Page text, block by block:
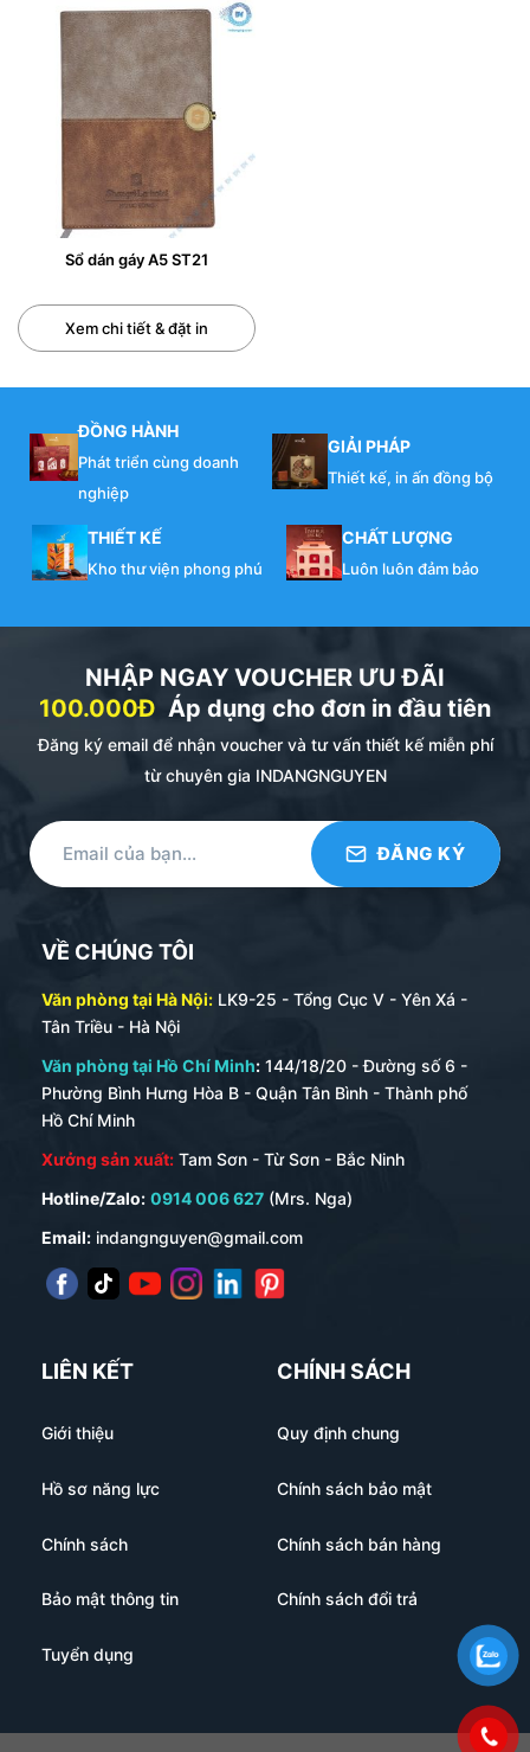
Sổ dán gáy A5 ST21
Xem chi tiết & đặt in
ĐỒNG HÀNH
Phát triển cùng doanh
nghiệp
GIẢI PHÁP
Thiết kế, in ấn đồng bộ
THIẾT KẾ
Kho thư viện phong phú
CHẤT LƯỢNG
Luôn luôn đảm bảo
NHẬP NGAY VOUCHER ƯU ĐÃI
100.000Đ Áp dụng cho đơn in đầu tiên
Đăng ký email để nhận voucher và tư vấn thiết kế miễn phí
từ chuyên gia INDANGNGUYEN
VỀ CHÚNG TÔI
Văn phòng tại Hà Nội: LK9-25 - Tổng Cục V - Yên Xá -
Tân Triều - Hà Nội
Văn phòng tại Hồ Chí Minh: 144/18/20 - Đường số 6 -
Phường Bình Hưng Hòa B - Quận Tân Bình - Thành phố
Hồ Chí Minh
Xưởng sản xuất: Tam Sơn - Từ Sơn - Bắc Ninh
Hotline/Zalo: 0914 006 627 (Mrs. Nga)
Email: indangnguyen@gmail.com
LIÊN KẾT
Giới thiệu
Hồ sơ năng lực
Chính sách
Bảo mật thông tin
Tuyển dụng
CHÍNH SÁCH
Quy định chung
Chính sách bảo mật
Chính sách bán hàng
Chính sách đổi trả